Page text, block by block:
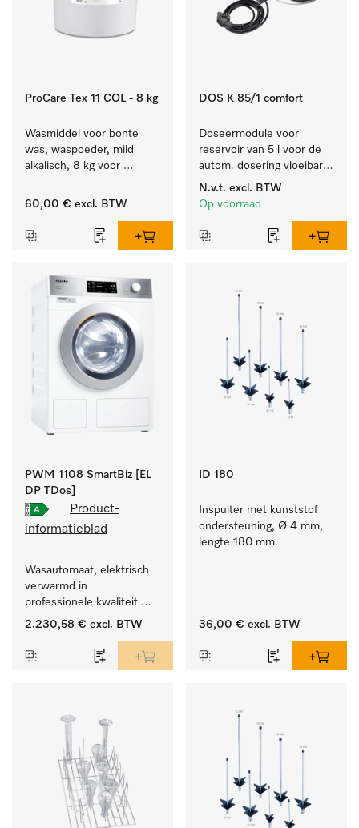
ProCare Tex 11 COL - 8 kg
Wasmiddel voor bonte
was, waspoeder, mild
alkalisch, 8 kg voor
reiniging van de bonte
60,00 € excl. BTW
DOS K 85/1 comfort
Doseermodule voor
reservoir van 5 l voor de
autom. dosering vloeibare
reinigingsmiddelen, met
niveaudetectie.
N.v.t. excl. BTW
Op voorraad
PWM 1108 SmartBiz [EL
DP TDos]
Product-
informatieblad
Wasautomaat, elektrisch
verwarmd in
professionele kwaliteit
met een programmaduur
dosering.
2.230,58 € excl. BTW
ID 180
Inspuiter met kunststof
ondersteuning, Ø 4 mm,
lengte 180 mm.
36,00 € excl. BTW